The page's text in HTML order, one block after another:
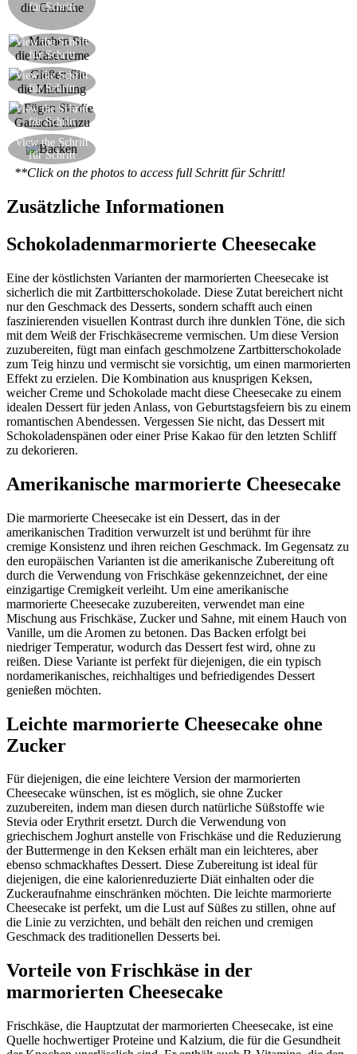
für Schritt
View the Schritt
für Schritt
View the Schritt
für Schritt
View the Schritt
für Schritt
View the Schritt
für Schritt
**Click on the photos to access full Schritt für Schritt!
Zusätzliche Informationen
Schokoladenmarmorierte Cheesecake
Eine der köstlichsten Varianten der marmorierten Cheesecake ist
sicherlich die mit Zartbitterschokolade. Diese Zutat bereichert nicht
nur den Geschmack des Desserts, sondern schafft auch einen
faszinierenden visuellen Kontrast durch ihre dunklen Töne, die sich
mit dem Weiß der Frischkäsecreme vermischen. Um diese Version
zuzubereiten, fügt man einfach geschmolzene Zartbitterschokolade
zum Teig hinzu und vermischt sie vorsichtig, um einen marmorierten
Effekt zu erzielen. Die Kombination aus knusprigen Keksen,
weicher Creme und Schokolade macht diese Cheesecake zu einem
idealen Dessert für jeden Anlass, von Geburtstagsfeiern bis zu einem
romantischen Abendessen. Vergessen Sie nicht, das Dessert mit
Schokoladenspänen oder einer Prise Kakao für den letzten Schliff
zu dekorieren.
Amerikanische marmorierte Cheesecake
Die marmorierte Cheesecake ist ein Dessert, das in der
amerikanischen Tradition verwurzelt ist und berühmt für ihre
cremige Konsistenz und ihren reichen Geschmack. Im Gegensatz zu
den europäischen Varianten ist die amerikanische Zubereitung oft
durch die Verwendung von Frischkäse gekennzeichnet, der eine
einzigartige Cremigkeit verleiht. Um eine amerikanische
marmorierte Cheesecake zuzubereiten, verwendet man eine
Mischung aus Frischkäse, Zucker und Sahne, mit einem Hauch von
Vanille, um die Aromen zu betonen. Das Backen erfolgt bei
niedriger Temperatur, wodurch das Dessert fest wird, ohne zu
reißen. Diese Variante ist perfekt für diejenigen, die ein typisch
nordamerikanisches, reichhaltiges und befriedigendes Dessert
genießen möchten.
Leichte marmorierte Cheesecake ohne
Zucker
Für diejenigen, die eine leichtere Version der marmorierten
Cheesecake wünschen, ist es möglich, sie ohne Zucker
zuzubereiten, indem man diesen durch natürliche Süßstoffe wie
Stevia oder Erythrit ersetzt. Durch die Verwendung von
griechischem Joghurt anstelle von Frischkäse und die Reduzierung
der Buttermenge in den Keksen erhält man ein leichteres, aber
ebenso schmackhaftes Dessert. Diese Zubereitung ist ideal für
diejenigen, die eine kalorienreduzierte Diät einhalten oder die
Zuckeraufnahme einschränken möchten. Die leichte marmorierte
Cheesecake ist perfekt, um die Lust auf Süßes zu stillen, ohne auf
die Linie zu verzichten, und behält den reichen und cremigen
Geschmack des traditionellen Desserts bei.
Vorteile von Frischkäse in der
marmorierten Cheesecake
Frischkäse, die Hauptzutat der marmorierten Cheesecake, ist eine
Quelle hochwertiger Proteine und Kalzium, die für die Gesundheit